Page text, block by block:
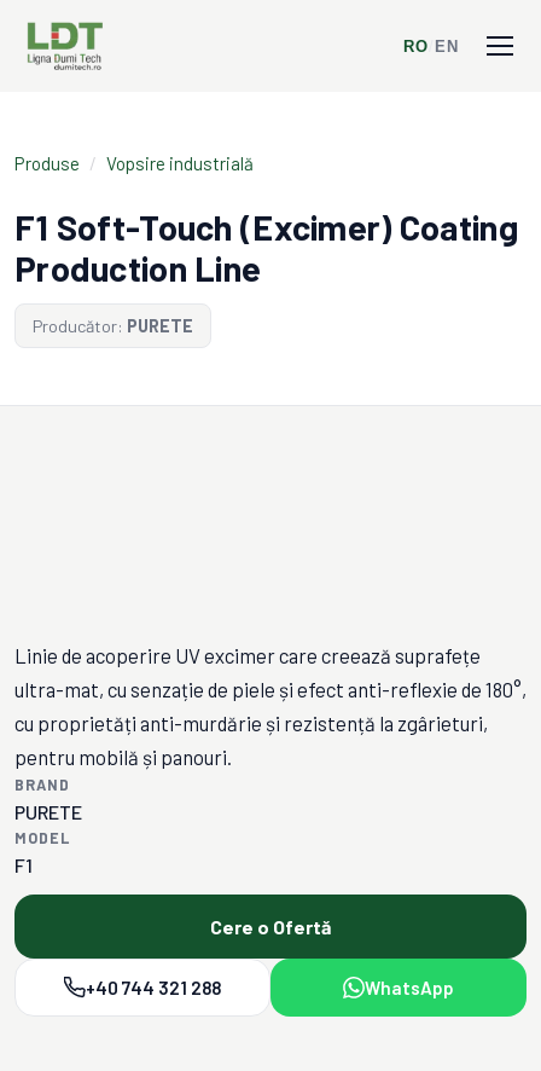
RO EN
Produse / Vopsire industrială
F1 Soft-Touch (Excimer) Coating
Production Line
Producător: PURETE
Linie de acoperire UV excimer care creează suprafețe
ultra-mat, cu senzație de piele și efect anti-reflexie de 180°,
cu proprietăți anti-murdărie și rezistență la zgârieturi,
pentru mobilă și panouri.
BRAND
PURETE
MODEL
F1
Cere o Ofertă
+40 744 321 288 WhatsApp